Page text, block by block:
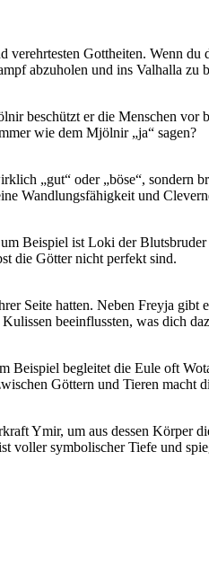
Gottheiten. Wenn
abzuholen und ins Valhalla ⁤zu
beschützt er die Menschen vor
⁤wie ‍dem Mjölnir „ja“ sagen?
„gut“ oder „böse“, sondern
Wandlungsfähigkeit und
Beispiel ist⁢ Loki der
die Götter nicht perfekt sind.
Seite hatten. Neben Freyja​
beeinflussten, was dich
begleitet ‍die Eule oft
Göttern ​und Tieren macht
⁢Ymir,⁤ um aus dessen Körper
voller symbolischer Tiefe und